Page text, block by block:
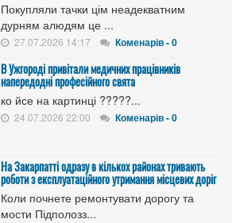
Покупляли тачки цім неадекватним
дурням алюдям це ...
27.07.2026 14:17 Коменарів - 0
В Ужгороді привітали медичних працівників
напередодні професійного свята
ко йсе на картинці ?????...
24.07.2026 22:00 Коменарів - 0
На Закарпатті одразу в кількох районах тривають
роботи з експлуатаційного утримання місцевих доріг
Коли почнете ремонтувати дорогу та
мости Підполозз...